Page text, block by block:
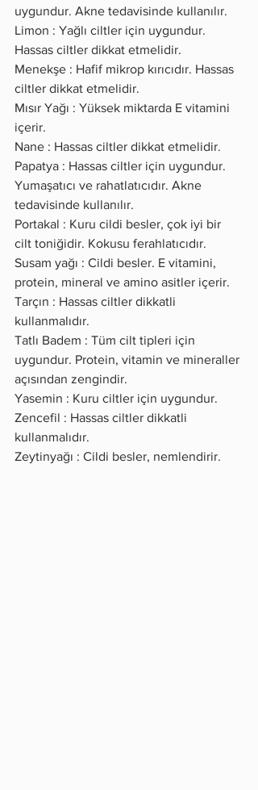
uygundur. Akne tedavisinde kullanılır.
Limon : Yağlı ciltler için uygundur.
Hassas ciltler dikkat etmelidir.
Menekşe : Hafif mikrop kırıcıdır. Hassas
ciltler dikkat etmelidir.
Mısır Yağı : Yüksek miktarda E vitamini
içerir.
Nane : Hassas ciltler dikkat etmelidir.
Papatya : Hassas ciltler için uygundur.
Yumaşatıcı ve rahatlatıcıdır. Akne
tedavisinde kullanılır.
Portakal : Kuru cildi besler, çok iyi bir
cilt toniğidir. Kokusu ferahlatıcıdır.
Susam yağı : Cildi besler. E vitamini,
protein, mineral ve amino asitler içerir.
Tarçın : Hassas ciltler dikkatli
kullanmalıdır.
Tatlı Badem : Tüm cilt tipleri için
uygundur. Protein, vitamin ve mineraller
açısından zengindir.
Yasemin : Kuru ciltler için uygundur.
Zencefil : Hassas ciltler dikkatli
kullanmalıdır.
Zeytinyağı : Cildi besler, nemlendirir.